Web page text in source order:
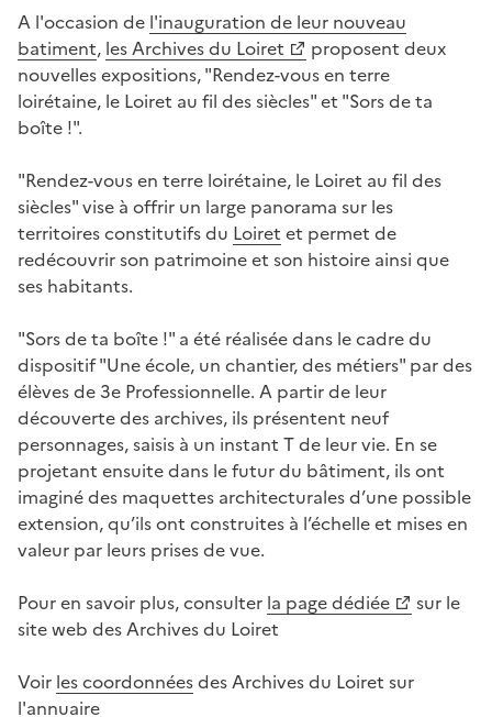
A l'occasion de l'inauguration de leur nouveau
batiment, les Archives du Loiret
proposent deux
nouvelles expositions, "Rendez-vous en terre
loirétaine, le Loiret au fil des siècles" et "Sors de ta
boîte !".
"Rendez-vous en terre loirétaine, le Loiret au fil des
siècles" vise à offrir un large panorama sur les
territoires constitutifs du Loiret et permet de
redécouvrir son patrimoine et son histoire ainsi que
ses habitants.
"Sors de ta boîte !" a été réalisée dans le cadre du
dispositif "Une école, un chantier, des métiers" par des
élèves de 3e Professionnelle. A partir de leur
découverte des archives, ils présentent neuf
personnages, saisis à un instant T de leur vie. En se
projetant ensuite dans le futur du bâtiment, ils ont
imaginé des maquettes architecturales d’une possible
extension, qu’ils ont construites à l’échelle et mises en
valeur par leurs prises de vue.
Pour en savoir plus, consulter la page dédiée
sur le
site web des Archives du Loiret
Voir les coordonnéesdes Archives du Loiret sur
l'annuaire